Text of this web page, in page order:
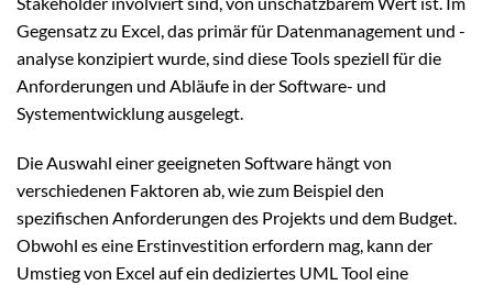
Gegensatz zu Excel, das primär für Datenmanagement und -
analyse konzipiert wurde, sind diese Tools speziell für die
Anforderungen und Abläufe in der Software- und
Systementwicklung ausgelegt.
Die Auswahl einer geeigneten Software hängt von
verschiedenen Faktoren ab, wie zum Beispiel den
spezifischen Anforderungen des Projekts und dem Budget.
Obwohl es eine Erstinvestition erfordern mag, kann der
Umstieg von Excel auf ein dediziertes UML Tool eine